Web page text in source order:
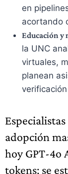
en
acortando
Educación y
la UNC
virtuales,
planean
adopción
hoy GPT-4o
tokens; se